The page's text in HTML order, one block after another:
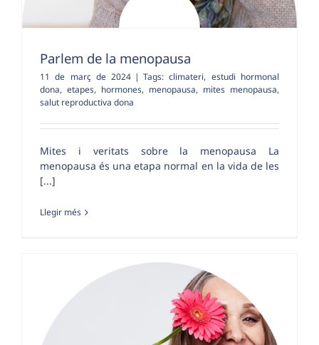
Parlem de la menopausa
11 de març de 2024 | Tags:climateri, estudi hormonal
dona, etapes, hormones, menopausa, mites menopausa,
salut reproductiva dona
Mites i veritats sobre la menopausa La
menopausa és una etapa normal en la vida de les
[...]
Llegir més